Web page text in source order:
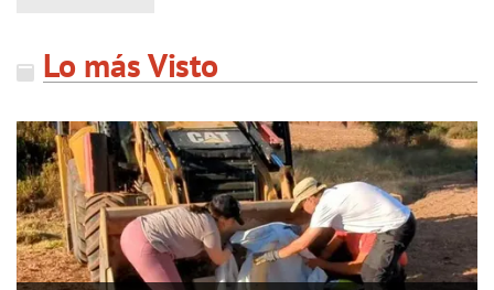
Lo más Visto